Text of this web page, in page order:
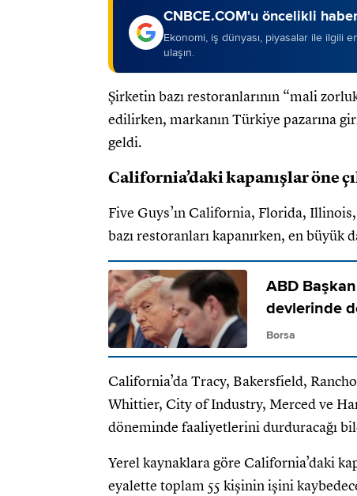
CNBCE.COM'u öncelikli
Ekonomi, iş dünyası, piyasalar ile ilgili
ulaşın.
Şirketin bazı restoranlarının “mali
edilirken, markanın Türkiye pazarına
geldi.
California’daki kapanışlar öne
Five Guys’ın California, Florida,
bazı restoranları kapanırken, en büyük
ABD
devlerinde
Borsa
California’da Tracy, Bakersfield,
Whittier, City of Industry, Merced ve
döneminde faaliyetlerini durduracağı
Yerel kaynaklara göre California’daki
eyalette toplam 55 kişinin işini